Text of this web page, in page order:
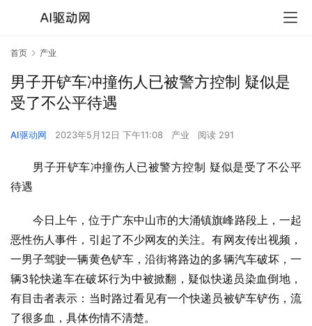
首页 产业
男子开铲车冲撞伤人已被警方控制 疑似是
受了不公平待遇
AI驱动网 2023年5月12日 下午11:08 产业 阅读 291
男子开铲车冲撞伤人已被警方控制 疑似是受了不公平
待遇
今日上午，位于广东中山市的大涌镇旗峰路段上，一起
恶性伤人事件，引起了不少网友的关注。有网友传出视频，
一男子驾驶一辆黄色铲车，沿街将路边的多辆汽车破坏，一
辆3轮快递车在破坏行为中被掀翻，疑似快递员染血倒地，
有目击者表示：当时路过看见有一个快递员被铲车铲伤，流
了很多血，具体伤情不清楚。